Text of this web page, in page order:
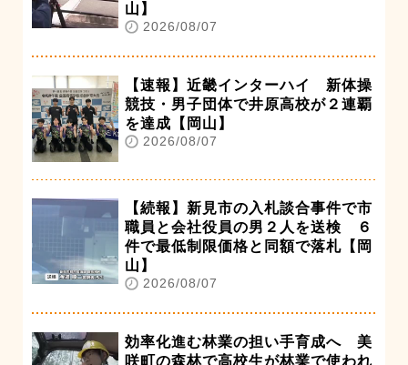
山】
2026/08/07
【速報】近畿インターハイ 新体操
競技・男子団体で井原高校が２連覇
を達成【岡山】
2026/08/07
【続報】新見市の入札談合事件で市
職員と会社役員の男２人を送検 ６
件で最低制限価格と同額で落札【岡
山】
2026/08/07
効率化進む林業の担い手育成へ 美
咲町の森林で高校生が林業で使われ